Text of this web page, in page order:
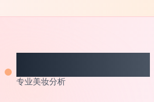
专业美妆分析